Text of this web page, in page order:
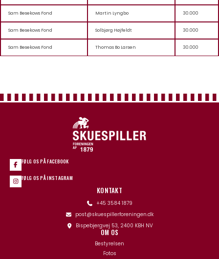
Sam Besekows Fond Martin Lyngbo 30.000
Sam Besekows Fond Solbjørg Højfeldt 30.000
Sam Besekows Fond Thomas Bo Larsen 30.000
FØLG OS PÅ FACEBOOK
FØLG OS PÅ INSTAGRAM
KONTAKT
+45 3584 1879
post@skuespillerforeningen.dk
Bispebjergvej 53, 2400 KBH NV
OM OS
Bestyrelsen
Fotos